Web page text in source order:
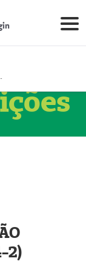
(55004164-2)
2)